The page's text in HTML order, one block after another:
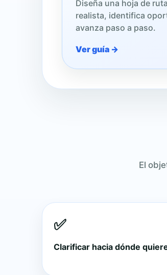
Diseña una hoja de
realista, identifica
avanza paso a paso.
Ver guía →
El
✅
Clarificar hacia dónde